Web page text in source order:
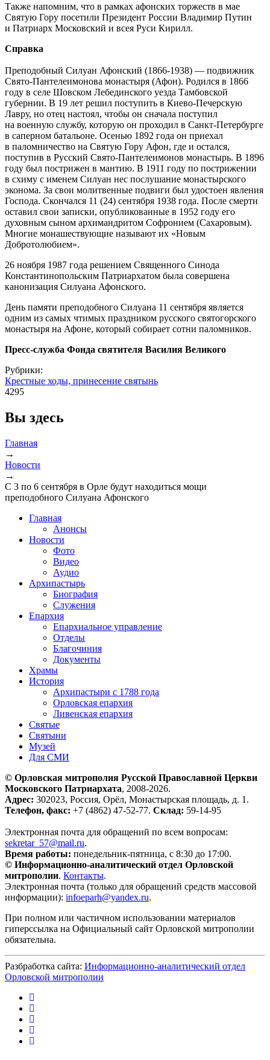
Также напомним, что в рамках афонских торжеств в мае
Святую Гору посетили Президент России Владимир Путин
и Патриарх Московский и всея Руси Кирилл.
Справка
Преподобный Силуан Афонский (1866-1938) — подвижник
Свято-Пантелеимонова монастыря (Афон). Родился в 1866
году в селе Шовском Лебединского уезда Тамбовской
губернии. В 19 лет решил поступить в Киево-Печерскую
Лавру, но отец настоял, чтобы он сначала поступил
на военную службу, которую он проходил в Санкт-Петербурге
в саперном батальоне. Осенью 1892 года он приехал
в паломничество на Святую Гору Афон, где и остался,
поступив в Русский Свято-Пантелеимонов монастырь. В 1896
году был пострижен в мантию. В 1911 году по пострижении
в схиму с именем Силуан нес послушание монастырского
эконома. За свои молитвенные подвиги был удостоен явления
Господа. Скончался 11 (24) сентября 1938 года. После смерти
оставил свои записки, опубликованные в 1952 году его
духовным сыном архимандритом Софронием (Сахаровым).
Многие монашествующие называют их «Новым
Добротолюбием».
26 ноября 1987 года решением Священного Синода
Константинопольским Патриархатом была совершена
канонизация Силуана Афонского.
День памяти преподобного Силуана 11 сентября является
одним из самых чтимых праздником русского святогорского
монастыря на Афоне, который собирает сотни паломников.
Пресс-служба Фонда святителя Василия Великого
Рубрики:
Крестные ходы, принесение святынь
4295
Вы здесь
Главная
→
Новости
→
С 3 по 6 сентября в Орле будут находиться мощи
преподобного Силуана Афонского
Главная
Анонсы
Новости
Фото
Видео
Аудио
Архипастырь
Биография
Служения
Епархия
Епархиальное управление
Отделы
Благочиния
Документы
Храмы
История
Архипастыри с 1788 года
Орловская епархия
Ливенская епархия
Святые
Святыни
Музей
Для СМИ
© Орловская митрополия Русской Православной Церкви
Московского Патриархата, 2008-2026.
Адрес: 302023, Россия, Орёл, Монастырская площадь, д. 1.
Телефон, факс: +7 (4862) 47-52-77. Склад: 59-14-95
Электронная почта для обращений по всем вопросам:
sekretar_57@mail.ru.
Время работы: понедельник-пятница, с 8:30 до 17:00.
© Информационно-аналитический отдел Орловской
митрополии. Контакты.
Электронная почта (только для обращений средств массовой
информации): infoeparh@yandex.ru.
При полном или частичном использовании материалов
гиперссылка на Официальный сайт Орловской митрополии
обязательна.
Разбработка сайта: Информационно-аналитический отдел
Орловской митрополии